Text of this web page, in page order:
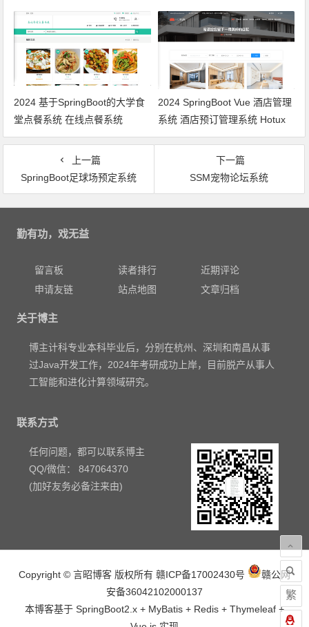
功能
2024 基于SpringBoot的大学食
堂点餐系统 在线点餐系统
2024 SpringBoot Vue 酒店管理
系统 酒店预订管理系统 Hotux
的Vue版本
上一篇
SpringBoot足球场预定系统
下一篇
SSM宠物论坛系统
文章导航
勤有功，戏无益
留言板 读者排行
近期评论
申请友链
站点地图 文章归档
关于博主
博主计科专业本科毕业后，分别在杭州、深圳和南昌从事
过Java开发工作，2024年考研成功上岸，目前脱产从事人
工智能和进化计算领域研究。
联系方式
任何问题，都可以联系博主
QQ/微信： 847064370
(加好友务必备注来由)
Copyright © 言昭博客 版权所有 赣ICP备17002430号
赣公网
安备36042102000137
本博客基于 SpringBoot2.x + MyBatis + Redis + Thymeleaf +
繁